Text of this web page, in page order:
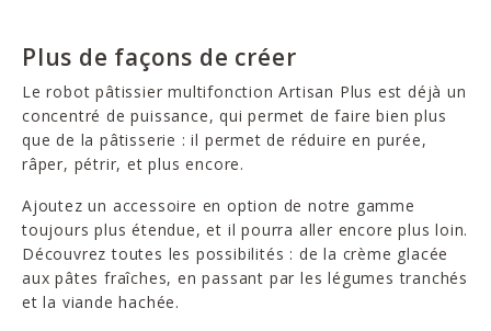
Plus de façons de créer
Le robot pâtissier multifonction Artisan Plus est déjà un
concentré de puissance, qui permet de faire bien plus
que de la pâtisserie : il permet de réduire en purée,
râper, pétrir, et plus encore.
Ajoutez un accessoire en option de notre gamme
toujours plus étendue, et il pourra aller encore plus loin.
Découvrez toutes les possibilités : de la crème glacée
aux pâtes fraîches, en passant par les légumes tranchés
et la viande hachée.